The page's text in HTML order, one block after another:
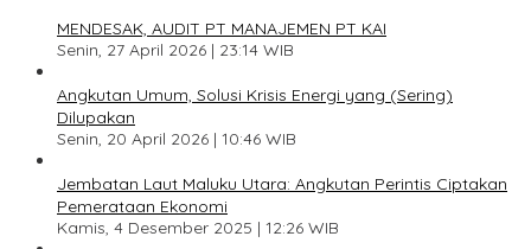
MENDESAK, AUDIT PT MANAJEMEN PT KAI
Senin, 27 April 2026 | 23:14 WIB
Angkutan Umum, Solusi Krisis Energi yang (Sering)
Dilupakan
Senin, 20 April 2026 | 10:46 WIB
Jembatan Laut Maluku Utara: Angkutan Perintis Ciptakan
Pemerataan Ekonomi
Kamis, 4 Desember 2025 | 12:26 WIB